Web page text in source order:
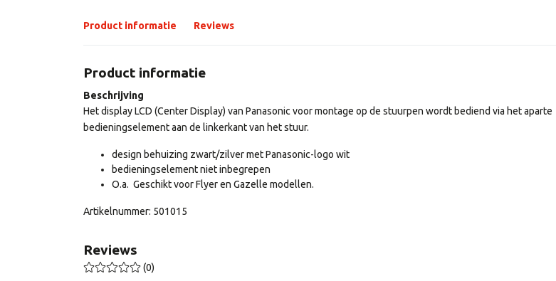
Product informatie Reviews
Product informatie
Beschrijving
Het display LCD (Center Display) van Panasonic voor montage op de stuurpen wordt bediend via het aparte
bedieningselement aan de linkerkant van het stuur.
design behuizing zwart/zilver met Panasonic-logo wit
bedieningselement niet inbegrepen
O.a. Geschikt voor Flyer en Gazelle modellen.
Artikelnummer: 501015
Reviews
(0)